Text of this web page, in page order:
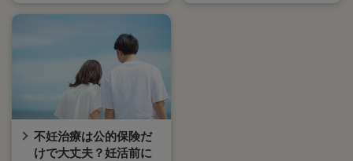
不妊治療は公的保険だ
けで大丈夫？妊活前に